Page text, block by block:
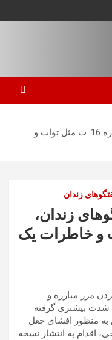
انتشار الکترونیکی گفتگوهای زندان، شماره 16: ت مثل تواب و
زندان
زندان،
و خاطرات یک
مرز مبارزه و
بیشتری گرفته
به منظور افشای جعل
اقدام به انتشار نسخه